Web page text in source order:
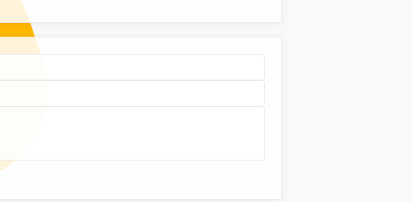
影技术发表公开演讲、日本的虚拟偶像 “初音未来”便以全息影
像现身演唱会、著名摇滚乐队X-Japan曾...